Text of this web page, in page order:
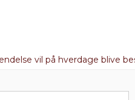
vil på hverdage blive